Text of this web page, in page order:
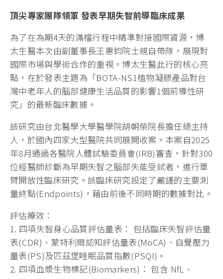
頂尖專家團隊領軍 發表早期失智前導臨床成果
為了在為期4天的滿檔行程中精準對接國際資源，博
太生醫本次由副董事長王惠鈞院士親自帶隊，展現對
國際市場與學術合作的重視。博太生醫此行的核心亮
點，在於發表主題為「BOTA-NS1植物凝膠產品對台
灣中老年人的腦部健康生活品質的影響1個前導性研
究」的最新臨床數據。
該研究由台北醫學大學醫學院胡朝榮院長擔任總主持
人，於國內四家大型醫院共同展開收案。本案自2025
年8月通過各醫院人體試驗委員會(IRB)審查，針對300
位經醫師診斷為早期失智之腦部失能受試者，進行單
臂開放性臨床研究。該臨床研究設定了嚴謹的主要測
量終點(Endpoints)，藉由前後不同時期的數據對比。
評估療效：
1. 四項失智身心品質評估量表： 包括臨床失智評估量
表(CDR)、蒙特利爾認知評估量表(MoCA)、自覺壓力
量表(PS)及匹茲堡睡眠品質指數(PSQI)。
2. 四項血漿生物標記(Biomarkers)： 包含 NfL、